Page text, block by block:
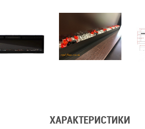
ХАРАКТЕРИСТИКИ